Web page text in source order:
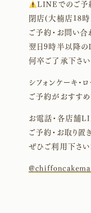
LINEでのご予
閉店(大楠店18
ご予約・お問い合
翌日9時半以降の
何卒ご了承下さい
シフォンケーキ・
ご予約がおすす
お電話・各店舗
ご予約・お取り置
ぜひご利用下さい